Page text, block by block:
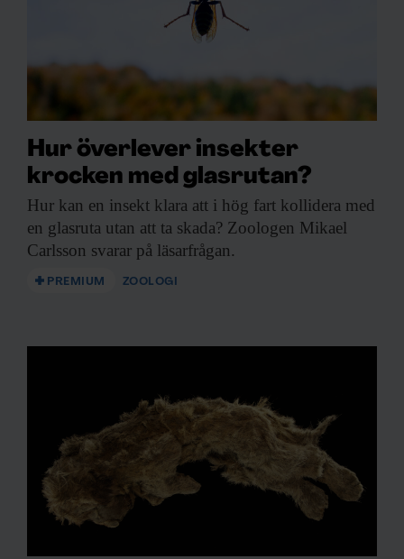
Hur överlever insekter
krocken med glasrutan?
Hur kan en insekt klara att i hög fart kollidera med
en glasruta utan att ta skada? Zoologen Mikael
Carlsson svarar på läsarfrågan.
PREMIUM ZOOLOGI